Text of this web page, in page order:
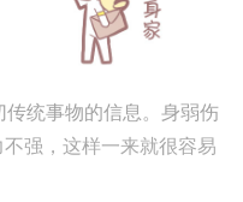
传统事物的信息。身弱伤
强，这样一来就很容易